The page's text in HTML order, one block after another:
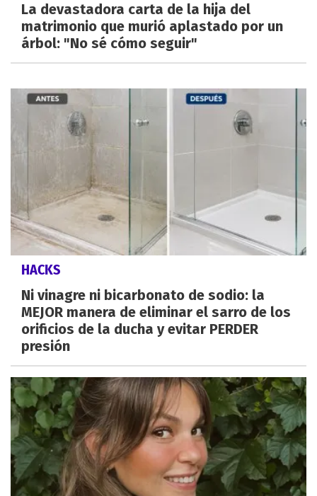
La devastadora carta de la hija del
matrimonio que murió aplastado por un
árbol: "No sé cómo seguir"
HACKS
Ni vinagre ni bicarbonato de sodio: la
MEJOR manera de eliminar el sarro de los
orificios de la ducha y evitar PERDER
presión